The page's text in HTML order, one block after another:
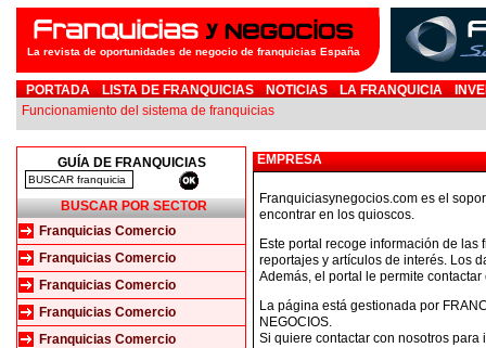
La revista de oportunidades de negocio de franquicias España
PORTADA LISTA DE FRANQUICIAS NOTICIAS LA FRANQUICIA
Funcionamiento del sistema de franquicias
GUÍA DE FRANQUICIAS
BUSCAR POR SECTOR
Franquicias Comercio
Franquicias Comercio
Franquicias Comercio
Franquicias Comercio
Franquicias Comercio
EMPRESA
Franquiciasynegocios.com es el
encontrar en los quioscos.
Este portal recoge información de
reportajes y artículos de interés. Los
Además, el portal le permite
La página está gestionada por
NEGOCIOS.
Si quiere contactar con nosotros